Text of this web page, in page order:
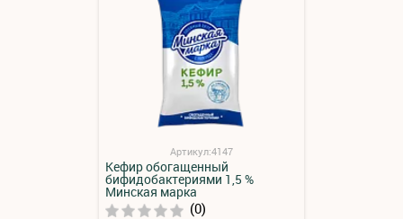
Артикул:4147
Кефир обогащенный
бифидобактериями 1,5 %
Минская марка
(0)